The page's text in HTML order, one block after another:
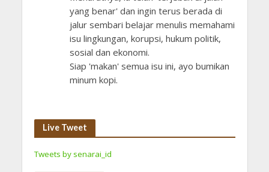
yang benar' dan ingin terus berada di
jalur sembari belajar menulis memahami
isu lingkungan, korupsi, hukum politik,
sosial dan ekonomi.
Siap 'makan' semua isu ini, ayo bumikan
minum kopi.
Live Tweet
Tweets by senarai_id